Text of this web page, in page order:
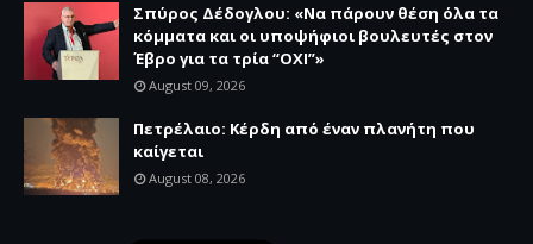
Σπύρος Δέδογλου: «Να πάρουν θέση όλα τα
κόμματα και οι υποψήφιοι βουλευτές στον
Έβρο για τα τρία “ΟΧΙ”»
August 09, 2026
Πετρέλαιο: Κέρδη από έναν πλανήτη που
καίγεται
August 08, 2026